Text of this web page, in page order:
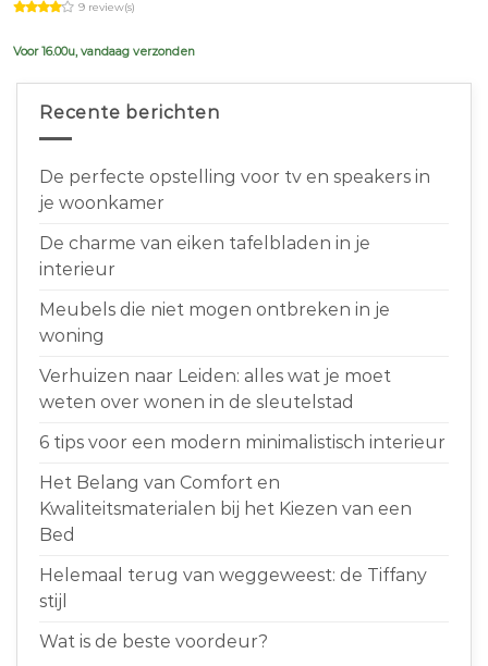
was:
is:
9 review(s)
Voor 16.00u, vandaag verzonden
Recente berichten
De perfecte opstelling voor tv en speakers in
je woonkamer
De charme van eiken tafelbladen in je
interieur
Meubels die niet mogen ontbreken in je
woning
Verhuizen naar Leiden: alles wat je moet
weten over wonen in de sleutelstad
6 tips voor een modern minimalistisch interieur
Het Belang van Comfort en
Kwaliteitsmaterialen bij het Kiezen van een
Bed
Helemaal terug van weggeweest: de Tiffany
stijl
Wat is de beste voordeur?